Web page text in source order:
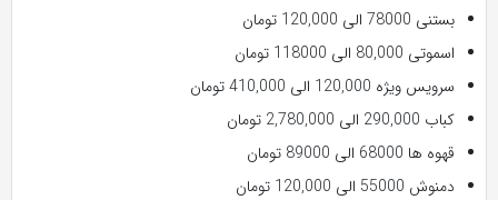
بستنی 78000 الی 120,000 تومان
اسموتی 80,000 الی 118000 تومان
سرویس ویژه 120,000 الی 410,000 تومان
کباب 290,000 الی 2,780,000 تومان
قهوه ها 68000 الی 89000 تومان
دمنوش 55000 الی 120,000 تومان